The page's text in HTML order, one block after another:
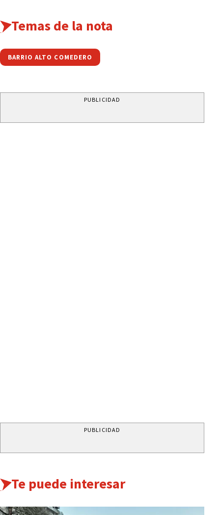
Temas de la nota
BARRIO ALTO COMEDERO
PUBLICIDAD
PUBLICIDAD
Te puede interesar